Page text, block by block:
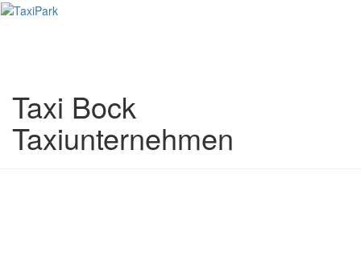
Taxi Bock
Taxiunternehmen